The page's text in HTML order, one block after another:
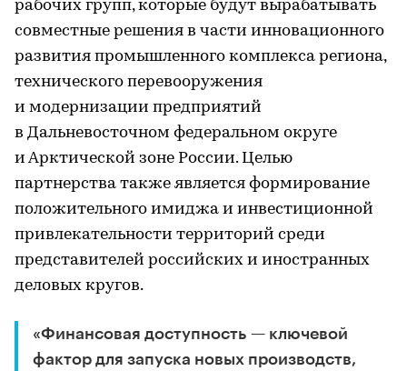
рабочих групп, которые будут вырабатывать
совместные решения в части инновационного
развития промышленного комплекса региона,
технического перевооружения
и модернизации предприятий
в Дальневосточном федеральном округе
и Арктической зоне России. Целью
партнерства также является формирование
положительного имиджа и инвестиционной
привлекательности территорий среди
представителей российских и иностранных
деловых кругов.
«Финансовая доступность — ключевой
фактор для запуска новых производств,